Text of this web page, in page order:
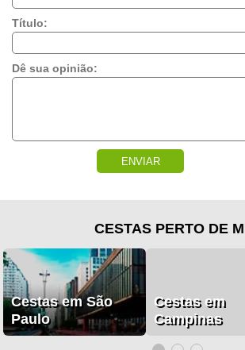
Título:
Dê sua opinião:
ENVIAR
CESTAS PERTO DE
Cestas em São
Paulo
Cestas em
Campinas